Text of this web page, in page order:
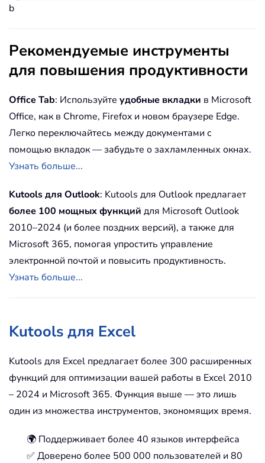
b
Рекомендуемые инструменты
для повышения продуктивности
Office Tab: Используйте удобные вкладки в Microsoft
Office, как в Chrome, Firefox и новом браузере Edge.
Легко переключайтесь между документами с
помощью вкладок — забудьте о захламленных окнах.
Узнать больше...
Kutools для Outlook: Kutools для Outlook предлагает
более 100 мощных функций для Microsoft Outlook
2010–2024 (и более поздних версий), а также для
Microsoft 365, помогая упростить управление
электронной почтой и повысить продуктивность.
Узнать больше...
Kutools для Excel
Kutools для Excel предлагает более 300 расширенных
функций для оптимизации вашей работы в Excel 2010
– 2024 и Microsoft 365. Функция выше — это лишь
один из множества инструментов, экономящих время.
🌍 Поддерживает более 40 языков интерфейса
✅ Доверено более 500 000 пользователей и 80